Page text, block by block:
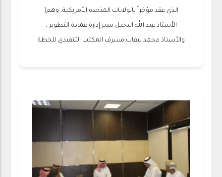
الذي عقد مؤخراً بالولايات المتحدة الأمريكية، وهم(
الأستاذ عبد الله الدخيل مدير إدارة عمادة التطوير ،
والأستاذ محمد ليقات مشرف المكتب التنفيذي للخطة